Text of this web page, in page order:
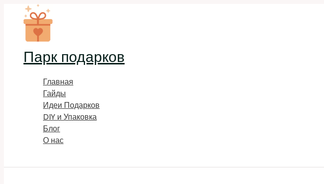
Перейти
содержимому
Парк подарков
Главная
Гайды
Идеи Подарков
DIY и Упаковка
Блог
О нас